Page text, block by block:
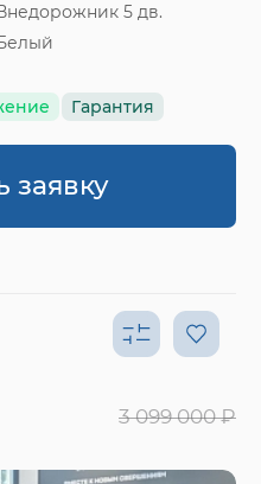
5 дв.
Гарантия
заявку
3 099 000 ₽